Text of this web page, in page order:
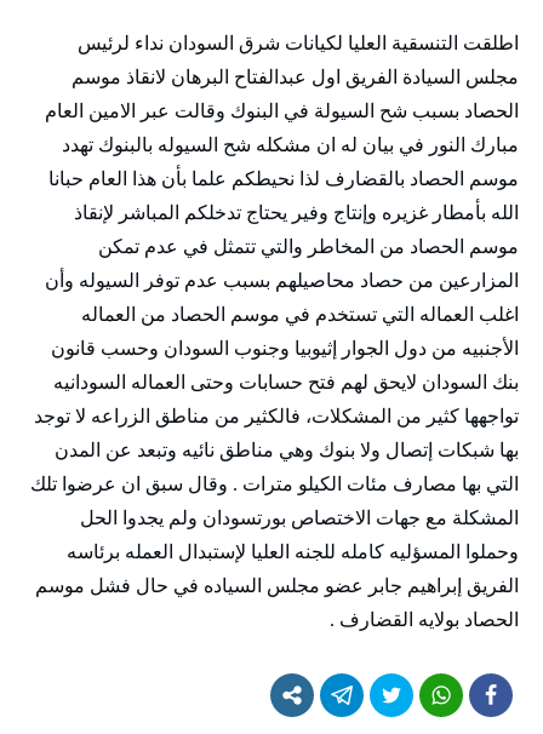
اطلقت التنسقية العليا لكيانات شرق السودان نداء لرئيس
مجلس السيادة الفريق اول عبدالفتاح البرهان لانقاذ موسم
الحصاد بسبب شح السيولة في البنوك وقالت عبر الامين العام
مبارك النور في بيان له ان مشكله شح السيوله بالبنوك تهدد
موسم الحصاد بالقضارف لذا نحيطكم علما بأن هذا العام حبانا
الله بأمطار غزيره وإنتاج وفير يحتاج تدخلكم المباشر لإنقاذ
موسم الحصاد من المخاطر والتي تتمثل في عدم تمكن
المزارعين من حصاد محاصيلهم بسبب عدم توفر السيوله وأن
اغلب العماله التي تستخدم في موسم الحصاد من العماله
الأجنبيه من دول الجوار إثيوبيا وجنوب السودان وحسب قانون
بنك السودان لايحق لهم فتح حسابات وحتى العماله السودانيه
تواجهها كثير من المشكلات، فالكثير من مناطق الزراعه لا توجد
بها شبكات إتصال ولا بنوك وهي مناطق نائيه وتبعد عن المدن
التي بها مصارف مئات الكيلو مترات . وقال سبق ان عرضوا تلك
المشكلة مع جهات الاختصاص بورتسودان ولم يجدوا الحل
وحملوا المسؤليه كامله للجنه العليا لإستبدال العمله برئاسه
الفريق إبراهيم جابر عضو مجلس السياده في حال فشل موسم
الحصاد بولايه القضارف .